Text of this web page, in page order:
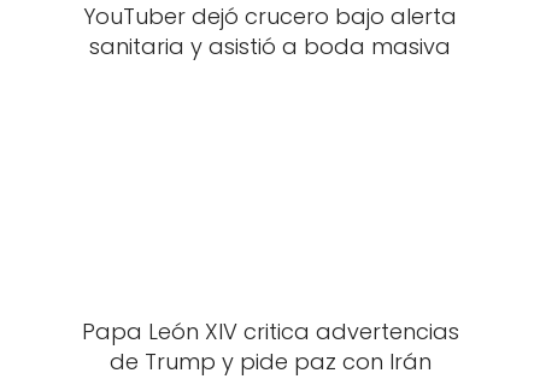
YouTuber dejó crucero bajo alerta
sanitaria y asistió a boda masiva
Papa León XIV critica advertencias
de Trump y pide paz con Irán